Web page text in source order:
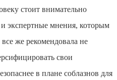
стоит внимательно
экспертные мнения, которым
же рекомендовала не
свои
в плане соблазнов для